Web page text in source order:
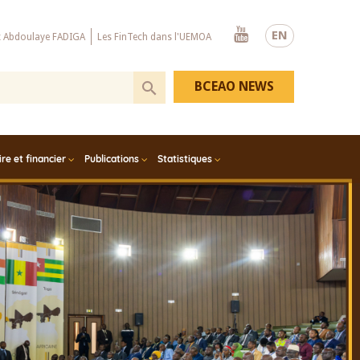
EN
Abdoulaye FADIGA Les FinTech dans l'UEMOA
Youtube
et financier Publications Statistiques
BCEAO NEWS